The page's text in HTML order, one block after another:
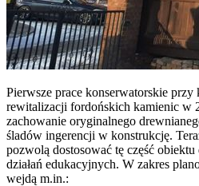
Pierwsze prace konserwatorskie
rewitalizacji fordońskich kamienic w
zachowanie oryginalnego
śladów ingerencji w konstrukcję.
pozwolą dostosować tę część
działań edukacyjnych. W zakres
wejdą m.in.: